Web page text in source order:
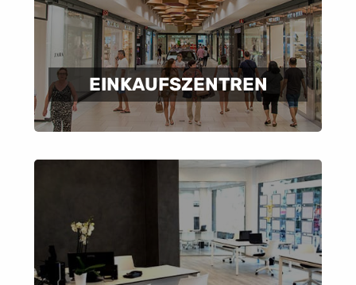
EINKAUFSZENTREN